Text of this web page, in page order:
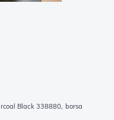
Black 338880, borsa